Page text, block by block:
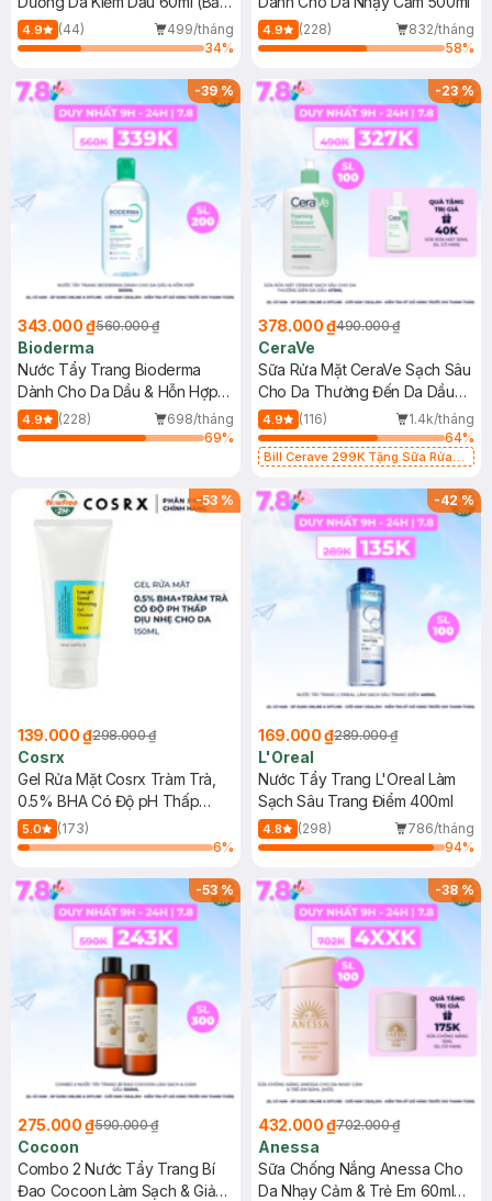
Mới)
4.9 (44)
499/tháng
34%
4.9 (228)
832/tháng
58%
-39%
343.000 ₫560.000 ₫
Bioderma
Nước Tẩy Trang Bioderma
Dành Cho Da Dầu & Hỗn Hợp
500ml
4.9 (228)
698/tháng
69%
-23%
378.000 ₫490.000 ₫
CeraVe
Sữa Rửa Mặt CeraVe Sạch Sâu
Cho Da Thường Đến Da Dầu
473ml
4.9 (116)
1.4k/tháng
64%
Bill Cerave 299K Tặng Sữa Rửa
-53 %
139.000 ₫298.000 ₫
Cosrx
Gel Rửa Mặt Cosrx Tràm Trà,
0.5% BHA Có Độ pH Thấp
150ml
5.0
(173)
6%
-42%
169.000 ₫289.000 ₫
L'Oreal
Nước Tẩy Trang L'Oreal Làm
Sạch Sâu Trang Điểm 400ml
4.8 (298)
786/tháng
94%
-53%
275.000 ₫590.000 ₫
Cocoon
Combo 2 Nước Tẩy Trang Bí
Đao Cocoon Làm Sạch & Giảm
-38%
432.000 ₫702.000 ₫
Anessa
Sữa Chống Nắng Anessa Cho
Da Nhạy Cảm & Trẻ Em 60ml